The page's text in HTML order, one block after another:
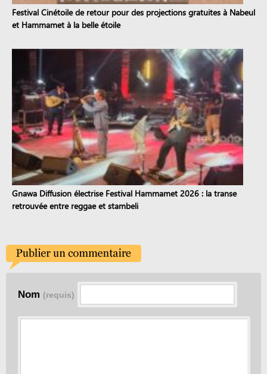
Festival Cinétoile de retour pour des projections gratuites à Nabeul
et Hammamet à la belle étoile
Gnawa Diffusion électrise Festival Hammamet 2026 : la transe
retrouvée entre reggae et stambeli
Nom (requis)